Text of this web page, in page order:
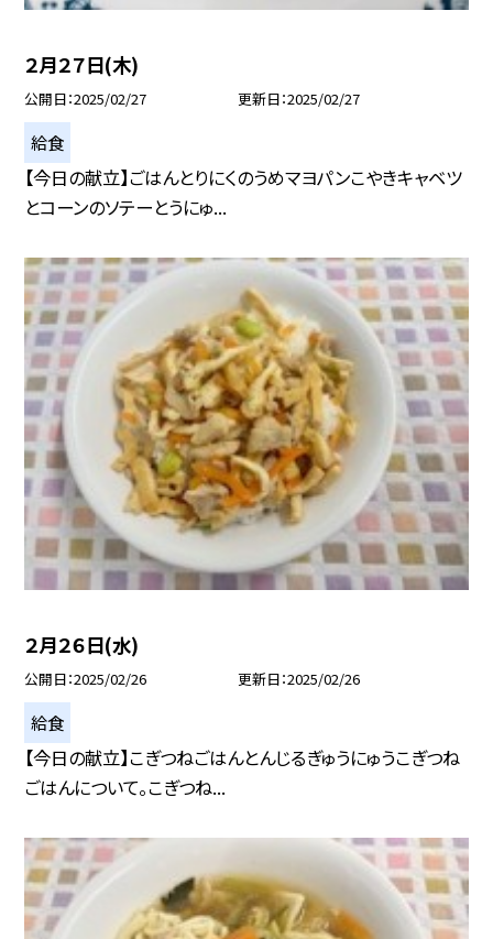
２月２７日(木)
公開日 2025/02/27 更新日 2025/02/27
給食
【今日の献立】ごはんとりにくのうめマヨパンこやきキャベツ
とコーンのソテーとうにゅ...
２月２６日(水)
公開日 2025/02/26 更新日 2025/02/26
給食
【今日の献立】こぎつねごはんとんじるぎゅうにゅうこぎつね
ごはんについて。こぎつね...